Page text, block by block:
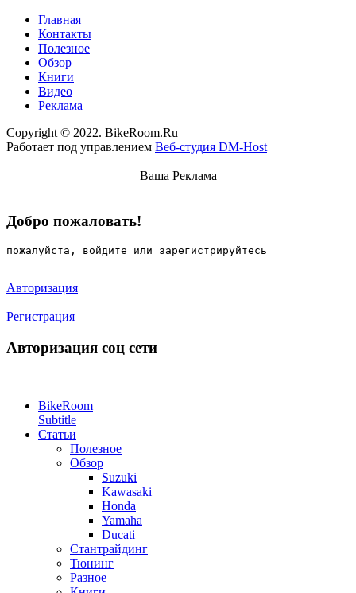
Главная
Контакты
Полезное
Обзор
Книги
Видео
Реклама
Copyright © 2022. BikeRoom.Ru
Работает под управлением Веб-студия DM-Host
Ваша Реклама
Добро пожаловать!
пожалуйста, войдите или зарегистрируйтесь
Авторизация
Регистрация
Авторизация соц сети
BikeRoom
Subtitle
Статьи
Полезное
Обзор
Suzuki
Kawasaki
Honda
Yamaha
Ducati
Стантрайдинг
Тюнинг
Разное